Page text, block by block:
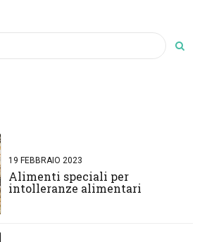
19 FEBBRAIO 2023
Alimenti speciali per
intolleranze alimentari